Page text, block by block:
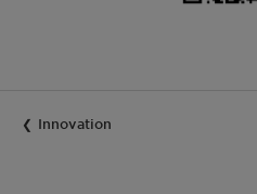
Innovation